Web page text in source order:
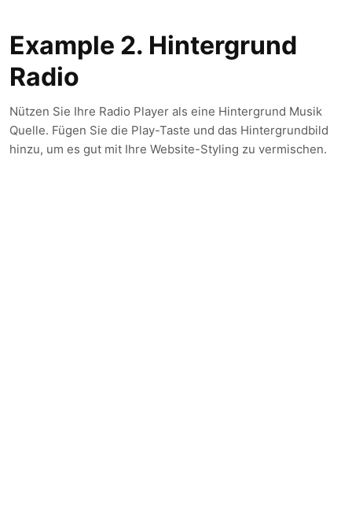
Example 2. Hintergrund
Radio
Nützen Sie Ihre Radio Player als eine Hintergrund Musik
Quelle. Fügen Sie die Play-Taste und das Hintergrundbild
hinzu, um es gut mit Ihre Website-Styling zu vermischen.